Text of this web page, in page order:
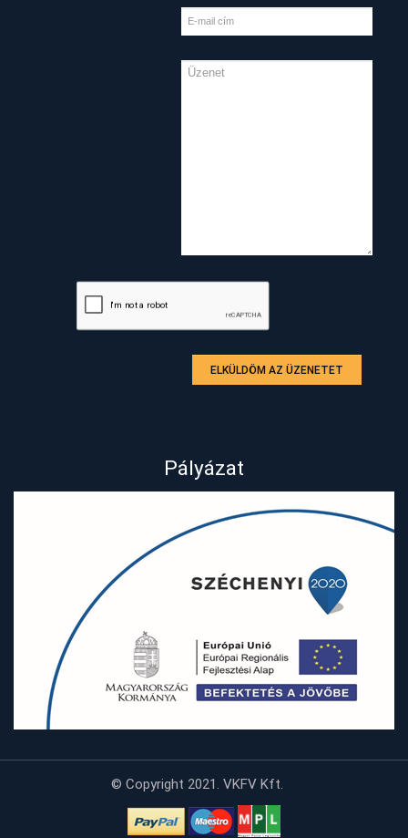
ELKÜLDÖM AZ ÜZENETET
Pályázat
© Copyright 2021. VKFV Kft.